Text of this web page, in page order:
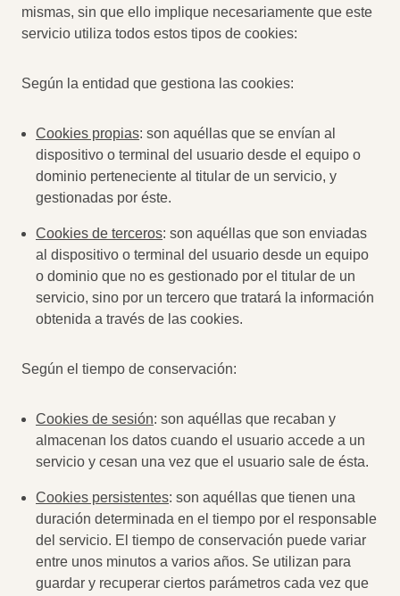
mismas, sin que ello implique necesariamente que este
servicio utiliza todos estos tipos de cookies:
Según la entidad que gestiona las cookies:
Cookies propias: son aquéllas que se envían al
dispositivo o terminal del usuario desde el equipo o
dominio perteneciente al titular de un servicio, y
gestionadas por éste.
Cookies de terceros: son aquéllas que son enviadas
al dispositivo o terminal del usuario desde un equipo
o dominio que no es gestionado por el titular de un
servicio, sino por un tercero que tratará la información
obtenida a través de las cookies.
Según el tiempo de conservación:
Cookies de sesión: son aquéllas que recaban y
almacenan los datos cuando el usuario accede a un
servicio y cesan una vez que el usuario sale de ésta.
Cookies persistentes: son aquéllas que tienen una
duración determinada en el tiempo por el responsable
del servicio. El tiempo de conservación puede variar
entre unos minutos a varios años. Se utilizan para
guardar y recuperar ciertos parámetros cada vez que